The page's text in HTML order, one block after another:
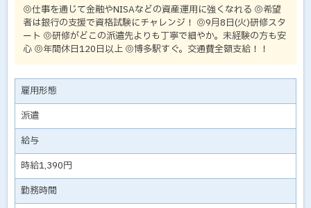
◎仕事を通じて金融やNISAなどの資産運用に強くなれる ◎希望
者は銀行の支援で資格試験にチャレンジ！ ◎9月8日(火)研修スタ
ート ◎研修がどこの派遣先よりも丁寧で細やか。未経験の方も安
心 ◎年間休日120日以上 ◎博多駅すぐ。交通費全額支給！！
雇用形態
派遣
給与
時給1,390円
勤務時間